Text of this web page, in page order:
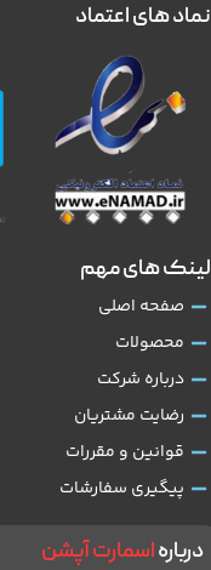
دربارهاسمارت آپشن
لینک های مهم
صفحه اصلی
محصولات
درباره شرکت
رضایت مشتریان
قوانین و مقررات
پیگیری سفارشات
نماد های اعتماد